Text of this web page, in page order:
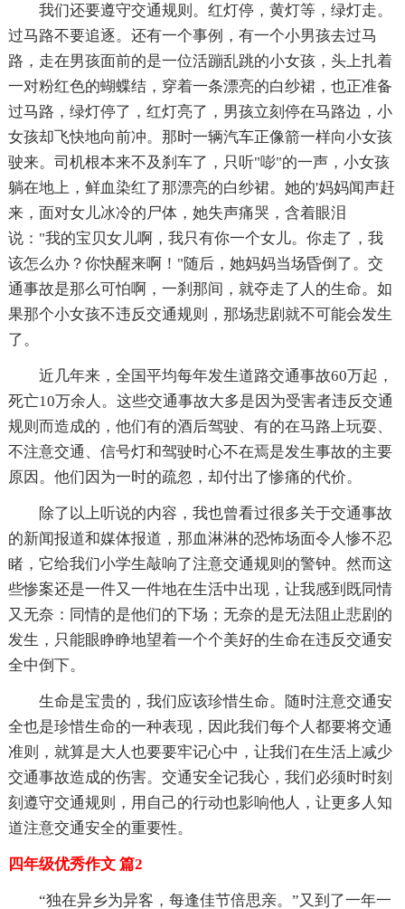
我们还要遵守交通规则。红灯停，黄灯等，绿灯走。
过马路不要追逐。还有一个事例，有一个小男孩去过马
路，走在男孩面前的是一位活蹦乱跳的小女孩，头上扎着
一对粉红色的蝴蝶结，穿着一条漂亮的白纱裙，也正准备
过马路，绿灯停了，红灯亮了，男孩立刻停在马路边，小
女孩却飞快地向前冲。那时一辆汽车正像箭一样向小女孩
驶来。司机根本来不及刹车了，只听"嘭"的一声，小女孩
躺在地上，鲜血染红了那漂亮的白纱裙。她的'妈妈闻声赶
来，面对女儿冰冷的尸体，她失声痛哭，含着眼泪
说："我的宝贝女儿啊，我只有你一个女儿。你走了，我
该怎么办？你快醒来啊！"随后，她妈妈当场昏倒了。交
通事故是那么可怕啊，一刹那间，就夺走了人的生命。如
果那个小女孩不违反交通规则，那场悲剧就不可能会发生
了。
近几年来，全国平均每年发生道路交通事故60万起，
死亡10万余人。这些交通事故大多是因为受害者违反交通
规则而造成的，他们有的酒后驾驶、有的在马路上玩耍、
不注意交通、信号灯和驾驶时心不在焉是发生事故的主要
原因。他们因为一时的疏忽，却付出了惨痛的代价。
除了以上听说的内容，我也曾看过很多关于交通事故
的新闻报道和媒体报道，那血淋淋的恐怖场面令人惨不忍
睹，它给我们小学生敲响了注意交通规则的警钟。然而这
些惨案还是一件又一件地在生活中出现，让我感到既同情
又无奈：同情的是他们的下场；无奈的是无法阻止悲剧的
发生，只能眼睁睁地望着一个个美好的生命在违反交通安
全中倒下。
生命是宝贵的，我们应该珍惜生命。随时注意交通安
全也是珍惜生命的一种表现，因此我们每个人都要将交通
准则，就算是大人也要要牢记心中，让我们在生活上减少
交通事故造成的伤害。交通安全记我心，我们必须时时刻
刻遵守交通规则，用自己的行动也影响他人，让更多人知
道注意交通安全的重要性。
四年级优秀作文 篇2
“独在异乡为异客，每逢佳节倍思亲。”又到了一年一